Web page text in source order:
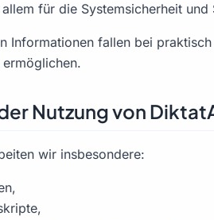
für die Systemsicherheit und
Informationen fallen bei
Nutzung von
wir insbesondere: